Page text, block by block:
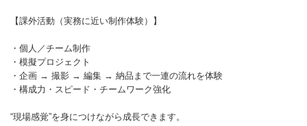
【課外活動（実務に近い制作体験）】
・個人／チーム制作
・模擬プロジェクト
・企画 → 撮影 → 編集 → 納品まで一連の流れを体験
・構成力・スピード・チームワーク強化
“現場感覚”を身につけながら成長できます。